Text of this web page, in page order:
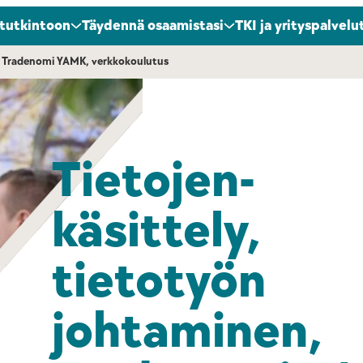
Täydennä osaamistasi TKI ja
YAMK, verkkokoulutus
Tietojen­
käsittely,
tietotyön
johtaminen,